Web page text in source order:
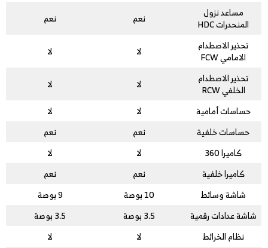
مساعد نزول
المنحدرات HDC
نعم
نعم
تحذير الاصطدام
الامامي FCW
لا
لا
تحذير الاصطدام
الخلفي RCW
لا
لا
حساسات أمامية
لا
لا
حساسات خلفية
نعم
نعم
كاميرا 360
لا
لا
كاميرا خلفية
نعم
نعم
شاشة وسائط
10 بوصة
9 بوصة
شاشة عدادات رقمية
3.5 بوصة
3.5 بوصة
نظام الخرائط
لا لا